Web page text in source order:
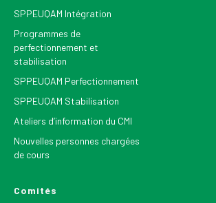
SPPEUQAM Intégration
Programmes de
perfectionnement et
stabilisation
SPPEUQAM Perfectionnement
SPPEUQAM Stabilisation
Ateliers d’information du CMI
Nouvelles personnes chargées
de cours
Comités